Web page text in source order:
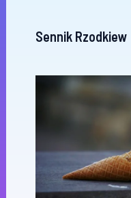
Sennik Rzodkiew